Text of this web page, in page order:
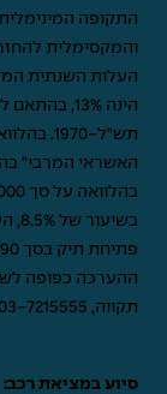
העלות השנתית
הינה 13%,
תש"ל-
תקווה, 7215555
סיוע במציאת רכב: